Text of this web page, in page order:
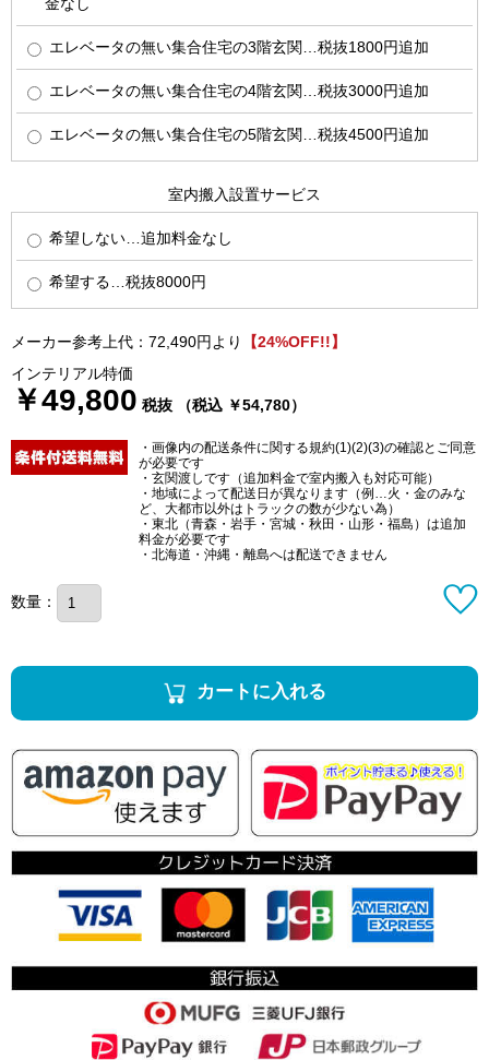
エレベータの無い集合住宅の3階玄関…税抜1800円追加
エレベータの無い集合住宅の4階玄関…税抜3000円追加
エレベータの無い集合住宅の5階玄関…税抜4500円追加
室内搬入設置サービス
希望しない…追加料金なし
希望する…税抜8000円
メーカー参考上代：72,490円より
【24%OFF!!】
インテリアル特価
￥49,800 税抜 （税込 ￥54,780）
・画像内の配送条件に関する規約(1)(2)(3)の確認とご同意
が必要です
・玄関渡しです（追加料金で室内搬入も対応可能）
・地域によって配送日が異なります（例…火・金のみな
ど、大都市以外はトラックの数が少ない為）
・東北（青森・岩手・宮城・秋田・山形・福島）は追加
料金が必要です
・北海道・沖縄・離島へは配送できません
数量：
カートに入れる